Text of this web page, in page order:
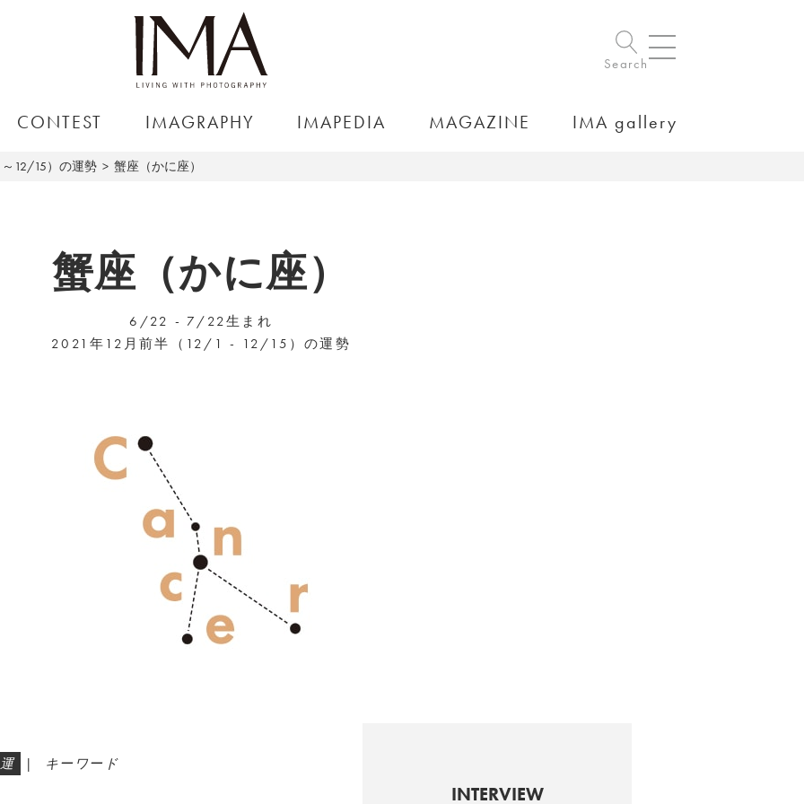
Search
CONTEST IMAGRAPHY IMAPEDIA MAGAZINE IMA gallery
12/15）の運勢 蟹座（かに座）
蟹座（かに座）
6/22 - 7/22生まれ
2021年12月前半（12/1 - 12/15）の運勢
| キーワード
INTERVIEW